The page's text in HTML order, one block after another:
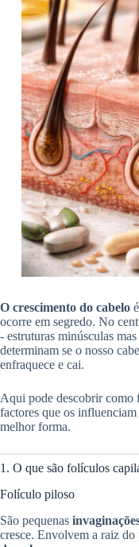
O crescimento do cabelo
ocorre em segredo. No
- estruturas minúsculas
determinam se o nosso
enfraquece e cai.
Aqui pode descobrir como
factores que os
melhor forma.
1. O que são folículos
Folículo piloso
São pequenas
cresce. Envolvem a raiz